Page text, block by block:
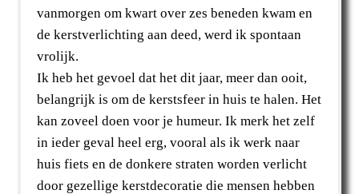
vanmorgen om kwart over zes beneden kwam en
de kerstverlichting aan deed, werd ik spontaan
vrolijk.
Ik heb het gevoel dat het dit jaar, meer dan ooit,
belangrijk is om de kerstsfeer in huis te halen. Het
kan zoveel doen voor je humeur. Ik merk het zelf
in ieder geval heel erg, vooral als ik werk naar
huis fiets en de donkere straten worden verlicht
door gezellige kerstdecoratie die mensen hebben